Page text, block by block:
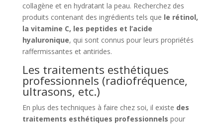
collagène et en hydratant la peau. Recherchez des
produits contenant des ingrédients tels que le rétinol,
la vitamine C, les peptides et l’acide
hyaluronique, qui sont connus pour leurs propriétés
raffermissantes et antirides.
Les traitements esthétiques
professionnels (radiofréquence,
ultrasons, etc.)
En plus des techniques à faire chez soi, il existe des
traitements esthétiques professionnels pour